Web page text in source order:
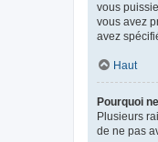
vous
vous avez
avez
Haut
Pourquoi
Plusieurs
de ne pas